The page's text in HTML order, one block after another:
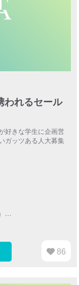
われるセール
好きな学生に企画営
ガッツある人大募集
…
86